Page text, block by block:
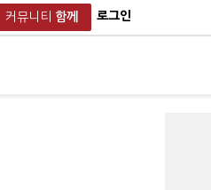
커뮤니티 함께 로그인